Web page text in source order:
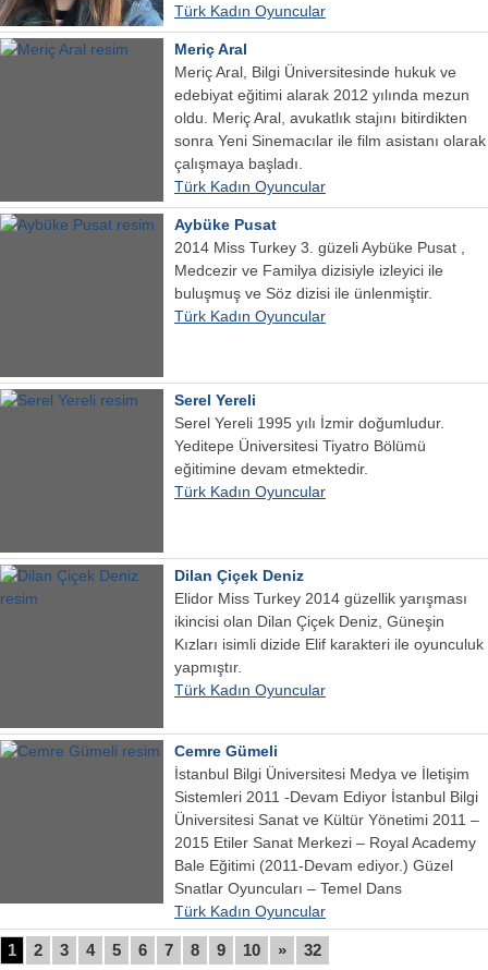
Türk Kadın Oyuncular
Meriç Aral
Meriç Aral, Bilgi Üniversitesinde hukuk ve
edebiyat eğitimi alarak 2012 yılında mezun
oldu. Meriç Aral, avukatlık stajını bitirdikten
sonra Yeni Sinemacılar ile film asistanı olarak
çalışmaya başladı.
Türk Kadın Oyuncular
Aybüke Pusat
2014 Miss Turkey 3. güzeli Aybüke Pusat ,
Medcezir ve Familya dizisiyle izleyici ile
buluşmuş ve Söz dizisi ile ünlenmiştir.
Türk Kadın Oyuncular
Serel Yereli
Serel Yereli 1995 yılı İzmir doğumludur.
Yeditepe Üniversitesi Tiyatro Bölümü
eğitimine devam etmektedir.
Türk Kadın Oyuncular
Dilan Çiçek Deniz
Elidor Miss Turkey 2014 güzellik yarışması
ikincisi olan Dilan Çiçek Deniz, Güneşin
Kızları isimli dizide Elif karakteri ile oyunculuk
yapmıştır.
Türk Kadın Oyuncular
Cemre Gümeli
İstanbul Bilgi Üniversitesi Medya ve İletişim
Sistemleri 2011 -Devam Ediyor İstanbul Bilgi
Üniversitesi Sanat ve Kültür Yönetimi 2011 –
2015 Etiler Sanat Merkezi – Royal Academy
Bale Eğitimi (2011-Devam ediyor.) Güzel
Snatlar Oyuncuları – Temel Dans
Türk Kadın Oyuncular
1 2 3 4 5 6 7 8 9 10 » 32